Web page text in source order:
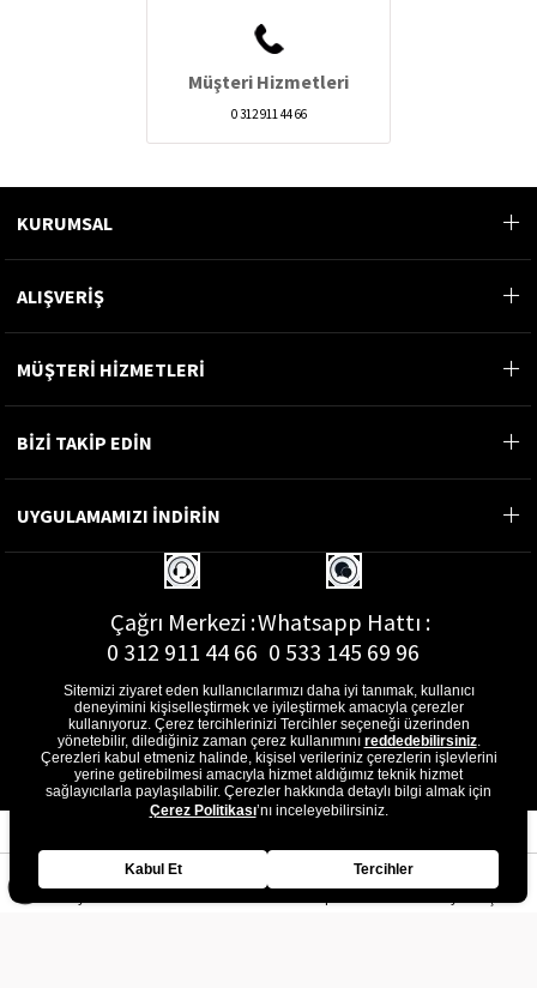
Müşteri Hizmetleri
0 312 911 44 66
KURUMSAL
ALIŞVERİŞ
MÜŞTERİ HİZMETLERİ
BİZİ TAKİP EDİN
UYGULAMAMIZI İNDİRİN
Çağrı Merkezi :
0 312 911 44 66
Whatsapp Hattı :
0 533 145 69 96
E-Posta Adresi :
musterihizmetleri@gon.com.tr
Sitemizi ziyaret eden kullanıcılarımızı daha iyi tanımak, kullanıcı
deneyimini kişiselleştirmek ve iyileştirmek amacıyla çerezler
kullanıyoruz. Çerez tercihlerinizi Tercihler seçeneği üzerinden
yönetebilir, dilediğiniz zaman çerez kullanımını reddedebilirsiniz.
Çerezleri kabul etmeniz halinde, kişisel verileriniz çerezlerin işlevlerini
yerine getirebilmesi amacıyla hizmet aldığımız teknik hizmet
sağlayıcılarla paylaşılabilir. Çerezler hakkında detaylı bilgi almak için
Çerez Politikası’nı inceleyebilirsiniz.
Kabul Et Tercihler